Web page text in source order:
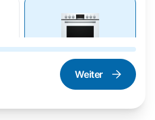
Herd und Backofen
Weiter